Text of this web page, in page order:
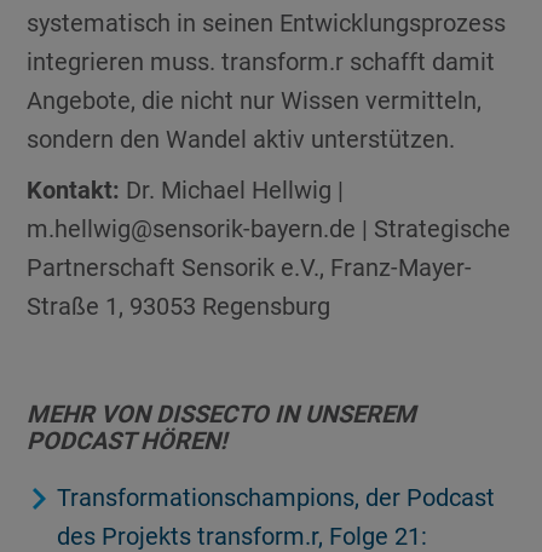
systematisch in seinen Entwicklungsprozess
integrieren muss. transform.r schafft damit
Angebote, die nicht nur Wissen vermitteln,
sondern den Wandel aktiv unterstützen.
Kontakt: Dr. Michael Hellwig |
m.hellwig@sensorik-bayern.de | Strategische
Partnerschaft Sensorik e.V., Franz-Mayer-
Straße 1, 93053 Regensburg
MEHR VON DISSECTO IN UNSEREM
PODCAST HÖREN!
Transformationschampions, der Podcast
des Projekts transform.r, Folge 21: